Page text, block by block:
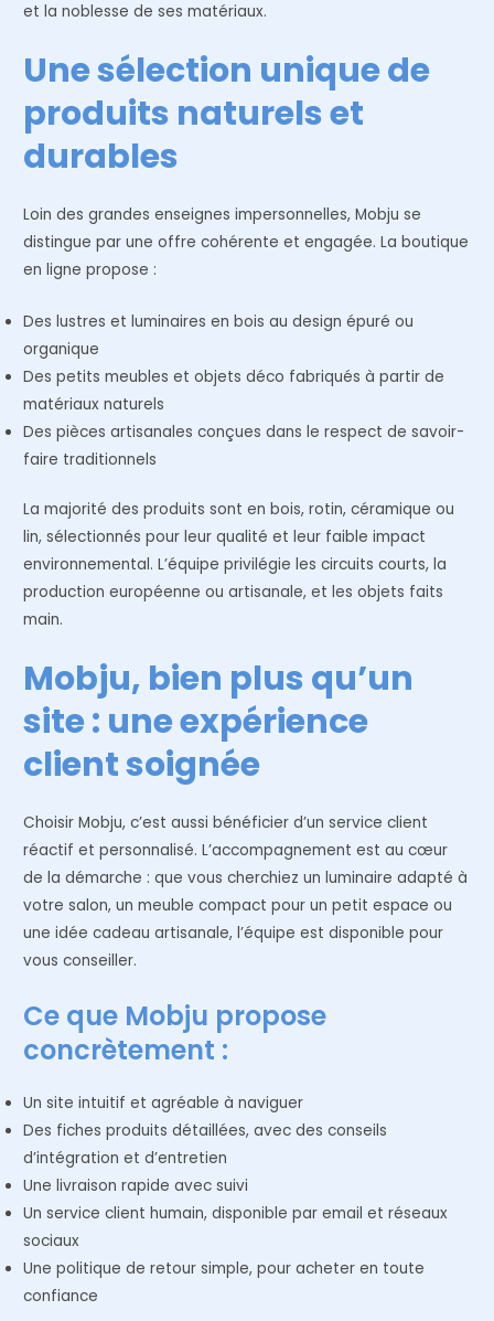
et la noblesse de ses matériaux.
Une sélection unique de
produits naturels et
durables
Loin des grandes enseignes impersonnelles, Mobju se
distingue par une offre cohérente et engagée. La boutique
en ligne propose :
Des lustres et luminaires en bois au design épuré ou
organique
Des petits meubles et objets déco fabriqués à partir de
matériaux naturels
Des pièces artisanales conçues dans le respect de savoir-
faire traditionnels
La majorité des produits sont en bois, rotin, céramique ou
lin, sélectionnés pour leur qualité et leur faible impact
environnemental. L’équipe privilégie les circuits courts, la
production européenne ou artisanale, et les objets faits
main.
Mobju, bien plus qu’un
site : une expérience
client soignée
Choisir Mobju, c’est aussi bénéficier d’un service client
réactif et personnalisé. L’accompagnement est au cœur
de la démarche : que vous cherchiez un luminaire adapté à
votre salon, un meuble compact pour un petit espace ou
une idée cadeau artisanale, l’équipe est disponible pour
vous conseiller.
Ce que Mobju propose
concrètement :
Un site intuitif et agréable à naviguer
Des fiches produits détaillées, avec des conseils
d’intégration et d’entretien
Une livraison rapide avec suivi
Un service client humain, disponible par email et réseaux
sociaux
Une politique de retour simple, pour acheter en toute
confiance